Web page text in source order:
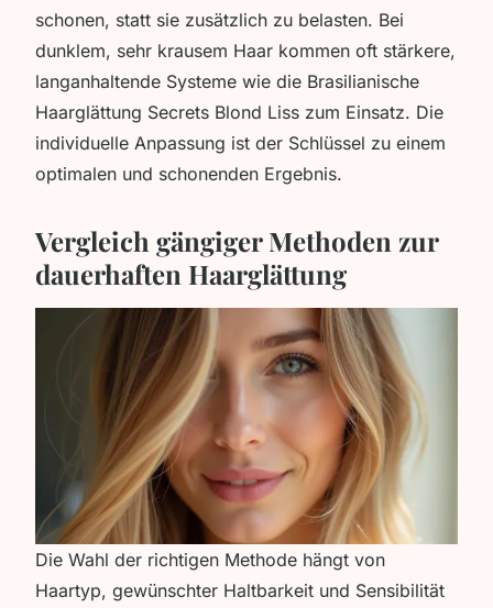
schonen, statt sie zusätzlich zu belasten. Bei
dunklem, sehr krausem Haar kommen oft stärkere,
langanhaltende Systeme wie die Brasilianische
Haarglättung Secrets Blond Liss zum Einsatz. Die
individuelle Anpassung ist der Schlüssel zu einem
optimalen und schonenden Ergebnis.
Vergleich gängiger Methoden zur
dauerhaften Haarglättung
Die Wahl der richtigen Methode hängt von
Haartyp, gewünschter Haltbarkeit und Sensibilität